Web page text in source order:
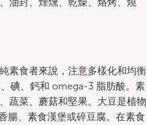
素食者來說，注意多樣化和均衡
碘、鈣和 omega-3 脂肪酸。素
蔬菜、蘑菇和堅果。大豆是植物
腸、素食漢堡或碎豆腐。在素食